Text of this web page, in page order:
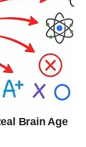
djeluje kao